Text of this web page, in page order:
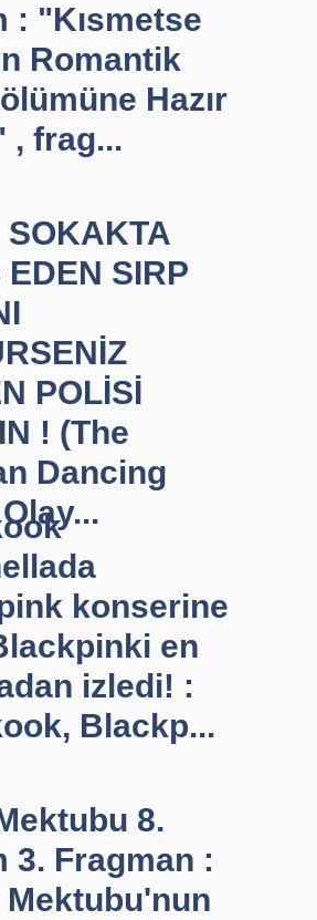
: "Kısmetse
Romantik
Hazır
, frag...
SOKAKTA
EDEN SIRP
POLİSİ
! (The
Dancing
konserine
en
izledi! :
Blackp...
8.
3. Fragman :
Mektubu'nun